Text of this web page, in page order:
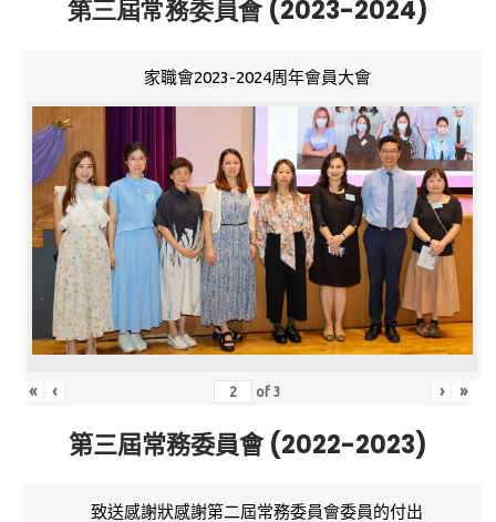
第三屆常務委員會 (2023-2024)
家職會2023-2024周年會員大會
« ‹ of3 › »
第三屆常務委員會 (2022-2023)
致送感謝狀感謝第二屆常務委員會委員的付出